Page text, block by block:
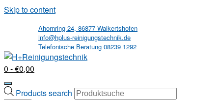
Skip to content
Ahornring 24, 86877 Walkertshofen
info@hplus-reinigungstechnik.de
Telefonische Beratung 08239 1292
0 - €0,00
Products search